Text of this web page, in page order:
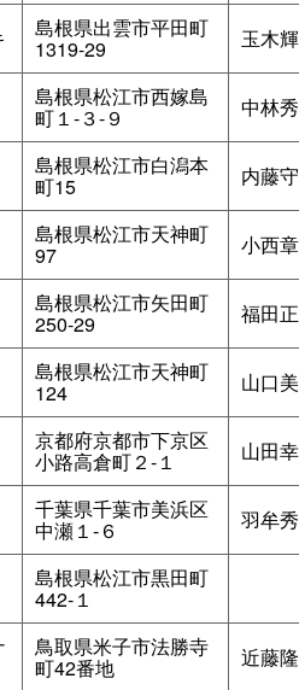
島根県出雲市平田町
1319-29 玉木
島根県松江市西嫁島
町１‐３‐９ 中林
島根県松江市白潟本
町15 内藤守
島根県松江市天神町
97 小西
島根県松江市矢田町
250‐29 福田
島根県松江市天神町
124 山口
京都府京都市下京区
小路高倉町２‐１ 山田
千葉県千葉市美浜区
中瀬１‐６ 羽牟
島根県松江市黒田町
442‐１
鳥取県米子市法勝寺
町42番地 近藤